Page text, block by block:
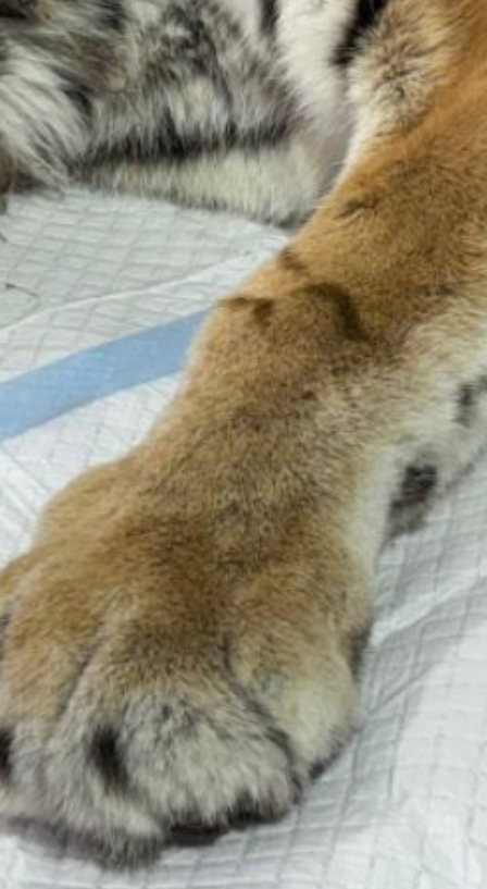
она – кормящая мама.
Двух полосатых малышей
отправили
на реабилитацию, но
на волю их уже выпускать
нельзя. Они привыкли
к людям и не смогут
самостоятельно жить
в природе. Тигрят примут
в зоосады России, один
из них уже уехал в Казань.
Готовилась к переезду
в специализированное
учреждение и мама-
тигрица, но воспаление
нарушило планы.
Травмированном глазу
потребовалась срочная
операция.
Сейчас животное
в стабильном состоянии
и находится подл
постоянным наблюдением
ветеринарных врачей.
Решение о её дальнейшей
судьбе будут принимать
после полного
выздоровления.
В ТЕМУ:
Успеть спасти жизнь:
в Хабаровском крае
делают уникальные
операции
Читайте нас в соцсетях:
ВКонтакте
Одноклассники, Телеграм
или
Яндекс.Дзен и
МАКС
Как вам материал?
Огонь!
Супер
Удивило
Грустно
Злость
Разочарование